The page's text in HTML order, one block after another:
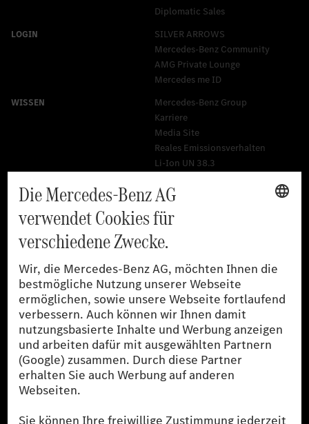
Diplomatic Sales
SILVER ARROWS
Mercedes-Benz Community
AMG Private Lounge
Mercedes me ID
Mercedes-Benz Group
Karriere
Media Site
Reales Emissionsverhalten
Li-Ion UN 38.3
[1]
Die angegebenen Werte wurden nach dem vorgeschriebenen
Messverfahren WLTP (Worldwide harmonised Light-duty
vehicles Test Procedures) ermittelt. Der Kraftstoffverbrauch und
der CO₂-Ausstoß eines Pkw sind nicht nur von der effizienten
Ausnutzung des Kraftstoffs durch den Pkw, sondern auch vom
Fahrstil und anderen nichttechnischen Faktoren abhängig.